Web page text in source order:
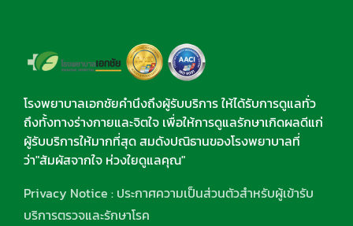
โรงพยาบาลเอกชัยคำนึงถึงผู้รับบริการ ให้ได้รับการดูแลทั่ว
ถึงทั้งทางร่างกายและจิตใจ เพื่อให้การดูแลรักษาเกิดผลดีแก่
ผู้รับบริการให้มากที่สุด สมดังปณิธานของโรงพยาบาลที่
ว่า"สัมผัสจากใจ ห่วงใยดูแลคุณ"
Privacy Notice : ประกาศความเป็นส่วนตัวสำหรับผู้เข้ารับ
บริการตรวจและรักษาโรค